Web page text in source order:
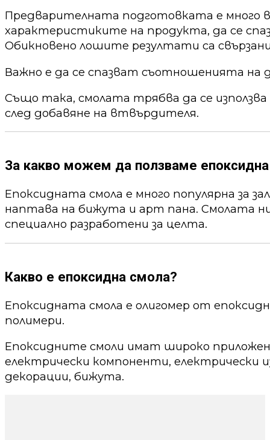
Предварителната подготовката е много
характеристиките на продукта, да се
Обикновено лошите резултати са
Важно е да се спазват съотношенията на
Също така, смолата трябва да се
след добавяне на втвърдителя.
За какво можем да ползваме
Епоксидната смола е много популярна за
наптава на бижута и арт пана. Смолата
специално разработени за целта.
Какво е епоксидна смола?
Епоксидната смола е олигомер от
полимери.
Епоксидните смоли имат широко
електрически компоненти, електрически
декорации, бижута.